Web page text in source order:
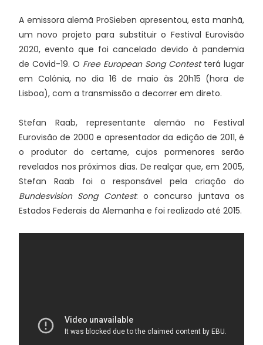
A emissora alemã ProSieben apresentou, esta manhã,
um novo projeto para substituir o Festival Eurovisão
2020, evento que foi cancelado devido à pandemia
de Covid-19. O Free European Song Contestterá lugar
em Colónia, no dia 16 de maio às 20h15 (hora de
Lisboa), com a transmissão a decorrer em direto.
Stefan Raab, representante alemão no Festival
Eurovisão de 2000 e apresentador da edição de 2011, é
o produtor do certame, cujos pormenores serão
revelados nos próximos dias. De realçar que, em 2005,
Stefan Raab foi o responsável pela criação do
Bundesvision Song Contest: o concurso juntava os
Estados Federais da Alemanha e foi realizado até 2015.